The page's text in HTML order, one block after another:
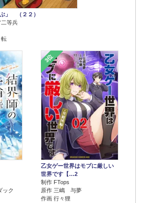
」 （２２）
等兵
転
ック
3位
乙女ゲー世界はモブに厳しい
世界です【…2
制作 FTops
原作 三嶋 与夢
作画 行々狸